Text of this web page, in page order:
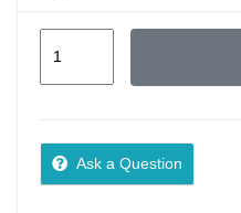
Hati
quantity
Ask a Question